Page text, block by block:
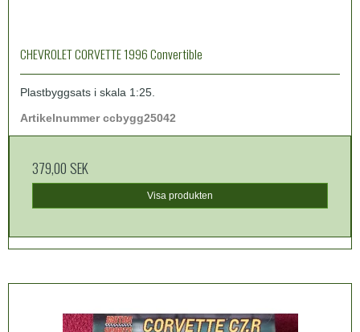
CHEVROLET CORVETTE 1996 Convertible
Plastbyggsats i skala 1:25.
Artikelnummer ccbygg25042
379,00 SEK
Visa produkten